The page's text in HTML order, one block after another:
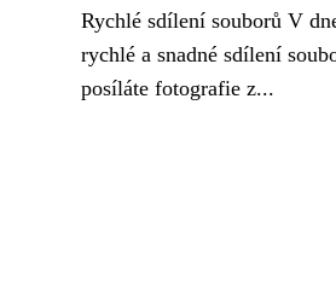
Rychlé sdílení souborů V
rychlé a snadné sdílení
posíláte fotografie z...